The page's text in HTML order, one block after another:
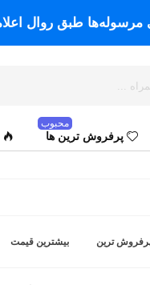
مرسوله‌ها طبق روال
پرفروش ترین ها
محبوب
ترین بیشترین قیمت